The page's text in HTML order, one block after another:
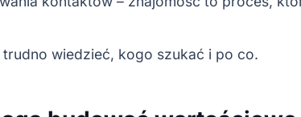
wiedzieć, kogo szukać i po co.